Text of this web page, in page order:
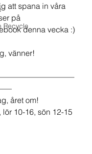
Recycle
att spana in våra
på
denna vecka :)
vänner!
året om!
10-16, sön 12-15